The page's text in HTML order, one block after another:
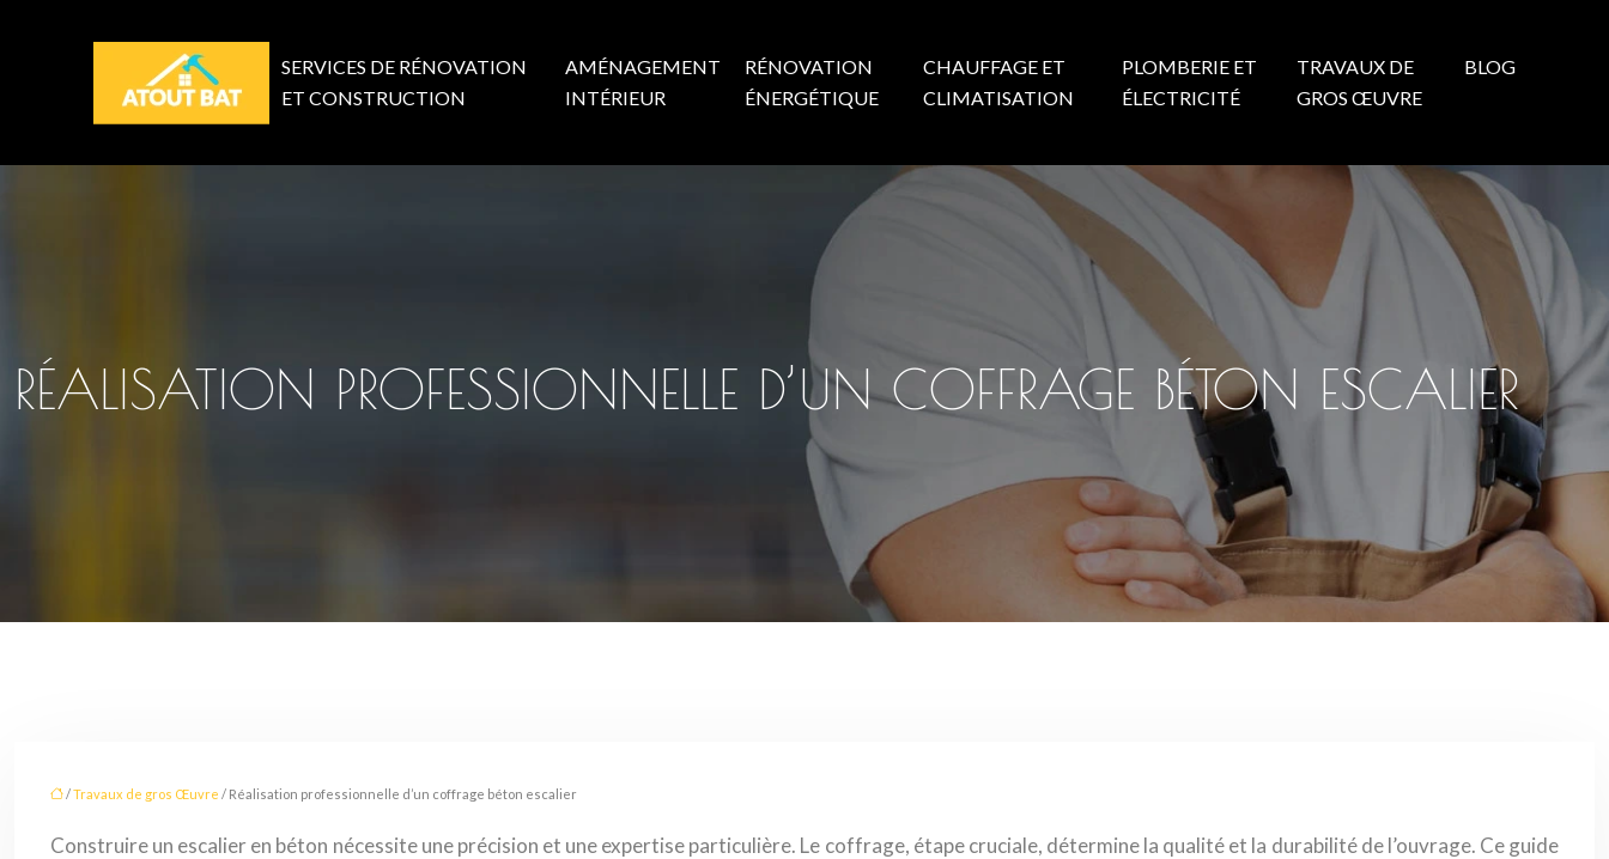
SERVICES DE RÉNOVATION
ET CONSTRUCTION
AMÉNAGEMENT
INTÉRIEUR
RÉNOVATION
ÉNERGÉTIQUE
CHAUFFAGE ET
CLIMATISATION
PLOMBERIE ET
ÉLECTRICITÉ
TRAVAUX DE
GROS ŒUVRE
BLOG
RÉALISATION PROFESSIONNELLE D’UN COFFRAGE BÉTON ESCALIER
/Travaux de gros Œuvre / Réalisation professionnelle d’un coffrage béton escalier
Construire un escalier en béton nécessite une précision et une expertise particulière. Le coffrage, étape cruciale, détermine la qualité et la durabilité de l’ouvrage. Ce guide